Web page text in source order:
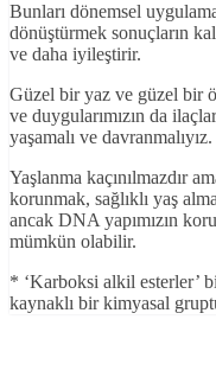
Bunları dönemsel
dönüştürmek sonuçların
ve daha iyileştirir.
Güzel bir yaz ve güzel bir
ve duygularımızın da
yaşamalı ve davranmalıyız.
Yaşlanma kaçınılmazdır
korunmak, sağlıklı yaş
ancak DNA yapımızın
mümkün olabilir.
* ‘Karboksi alkil esterler’
kaynaklı bir kimyasal